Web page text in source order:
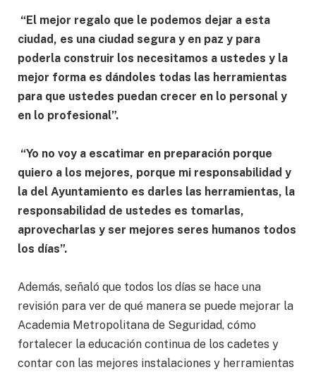
“El mejor regalo que le podemos dejar a esta
ciudad, es una ciudad segura y en paz y para
poderla construir los necesitamos a ustedes y la
mejor forma es dándoles todas las herramientas
para que ustedes puedan crecer en lo personal y
en lo profesional”.
“Yo no voy a escatimar en preparación porque
quiero a los mejores, porque mi responsabilidad y
la del Ayuntamiento es darles las herramientas, la
responsabilidad de ustedes es tomarlas,
aprovecharlas y ser mejores seres humanos todos
los días”.
Además, señaló que todos los días se hace una
revisión para ver de qué manera se puede mejorar la
Academia Metropolitana de Seguridad, cómo
fortalecer la educación continua de los cadetes y
contar con las mejores instalaciones y herramientas